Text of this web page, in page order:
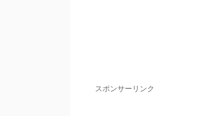
スポンサーリンク